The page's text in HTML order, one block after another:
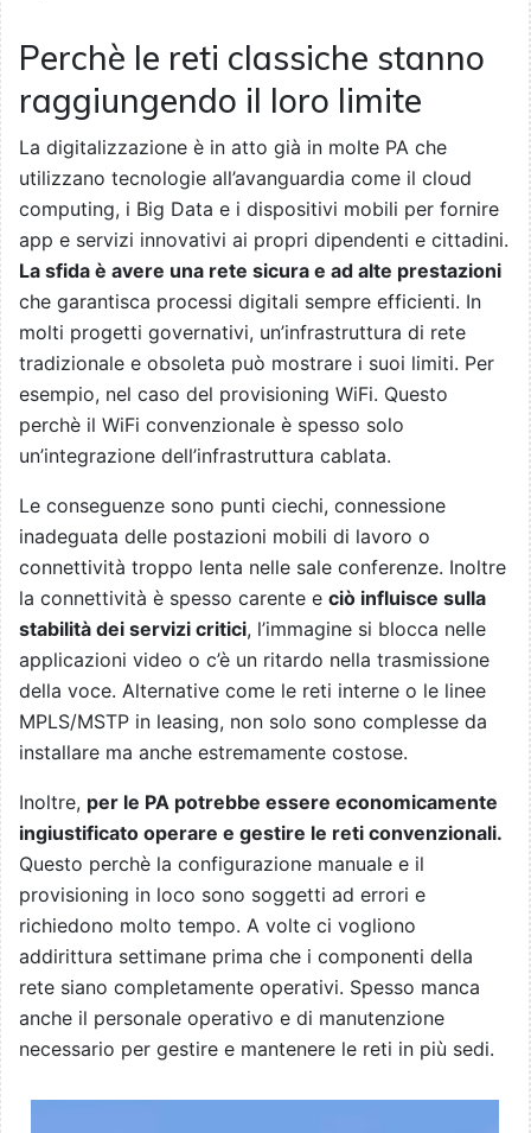
Perchè le reti classiche stanno
raggiungendo il loro limite
La digitalizzazione è in atto già in molte PA che
utilizzano tecnologie all’avanguardia come il cloud
computing, i Big Data e i dispositivi mobili per fornire
app e servizi innovativi ai propri dipendenti e cittadini.
La sfida è avere una rete sicura e ad alte prestazioni
che garantisca processi digitali sempre efficienti. In
molti progetti governativi, un’infrastruttura di rete
tradizionale e obsoleta può mostrare i suoi limiti. Per
esempio, nel caso del provisioning WiFi. Questo
perchè il WiFi convenzionale è spesso solo
un’integrazione dell’infrastruttura cablata.
Le conseguenze sono punti ciechi, connessione
inadeguata delle postazioni mobili di lavoro o
connettività troppo lenta nelle sale conferenze. Inoltre
la connettività è spesso carente e ciò influisce sulla
stabilità dei servizi critici, l’immagine si blocca nelle
applicazioni video o c’è un ritardo nella trasmissione
della voce. Alternative come le reti interne o le linee
MPLS/MSTP in leasing, non solo sono complesse da
installare ma anche estremamente costose.
Inoltre, per le PA potrebbe essere economicamente
ingiustificato operare e gestire le reti convenzionali.
Questo perchè la configurazione manuale e il
provisioning in loco sono soggetti ad errori e
richiedono molto tempo. A volte ci vogliono
addirittura settimane prima che i componenti della
rete siano completamente operativi. Spesso manca
anche il personale operativo e di manutenzione
necessario per gestire e mantenere le reti in più sedi.